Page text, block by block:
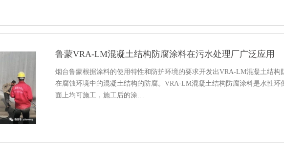
鲁蒙VRA-LM混凝土结构防腐涂料在污水处理厂广泛应用
烟台鲁蒙根据涂料的使用特性和防护环境的要求开发出VRA-LM混凝土结构
在腐蚀环境中的混凝土结构的防腐。VRA-LM混凝土结构防腐涂料是水性环
面上均可施工，施工后的涂…